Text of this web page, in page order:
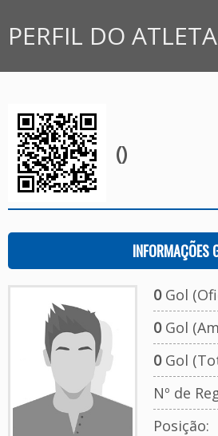
PERFIL DO ATLETA
()
INFORMAÇÕES
0Gol
0Gol
0Gol
Nº de
Posição: